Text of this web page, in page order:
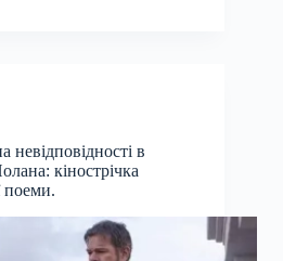
невідповідності в
кінострічка
поеми.